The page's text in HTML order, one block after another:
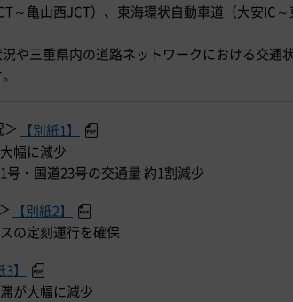
～亀山西JCT）、東海環状自動車道（大安IC
や三重県内の道路ネットワークにおける交通
【別紙1】
幅に減少
・国道23号の交通量 約1割減少
【別紙2】
の定刻運行を確保
】
が大幅に減少